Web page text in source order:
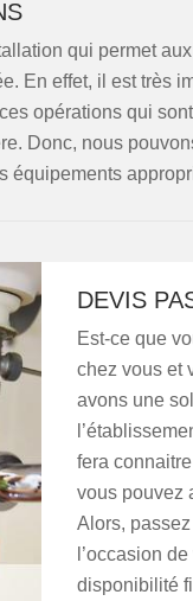
qui permet
En effet, il est très
opérations qui
Donc, nous
équipements
DEVIS
Est-ce que
chez vous et
avons une
fera
vous pouvez
Alors,
l’occasion
disponibilité